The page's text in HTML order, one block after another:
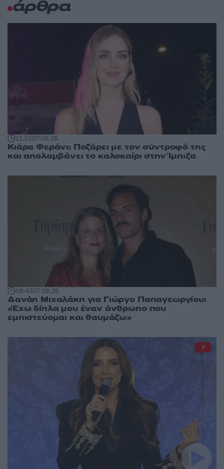
άρθρα
11:1007.08.26
Κιάρα Φεράνι: Ποζάρει με τον σύντροφό της
και απολαμβάνει το καλοκαίρι στην Ίμπιζα
08:4307.08.26
Δανάη Μιχαλάκη για Γιώργο Παπαγεωργίου:
«Έχω δίπλα μου έναν άνθρωπο που
εμπιστεύομαι και θαυμάζω»
7